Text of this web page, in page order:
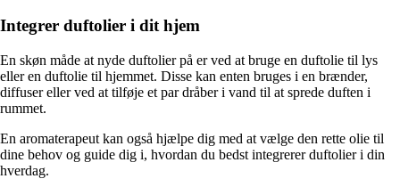
Integrer duftolier i dit hjem
En skøn måde at nyde duftolier på er ved at bruge en duftolie til lys
eller en duftolie til hjemmet. Disse kan enten bruges i en brænder,
diffuser eller ved at tilføje et par dråber i vand til at sprede duften i
rummet.
En aromaterapeut kan også hjælpe dig med at vælge den rette olie til
dine behov og guide dig i, hvordan du bedst integrerer duftolier i din
hverdag.